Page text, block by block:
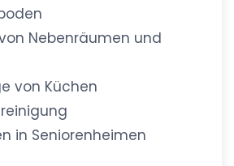
Nebenräumen und
von Küchen
in Seniorenheimen